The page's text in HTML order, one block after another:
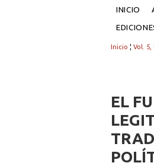
INICIO
Inicio ¦ Vol. 5,
EL